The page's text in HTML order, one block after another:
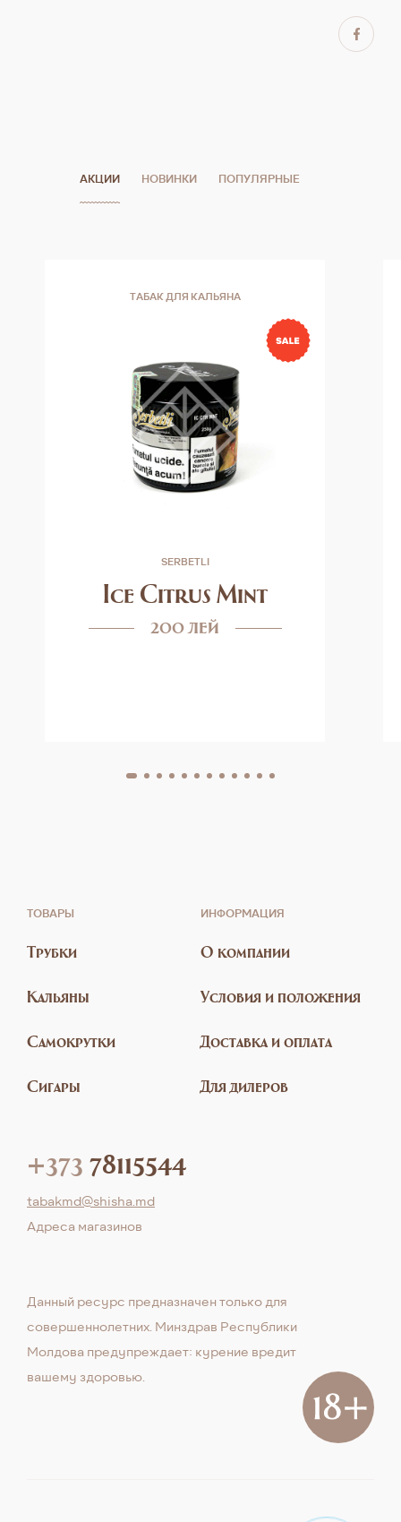
АКЦИИ НОВИНКИ ПОПУЛЯРНЫЕ
ТАБАК ДЛЯ КАЛЬЯНА
SERBETLI
Ice Citrus Mint
200 лей
ТОВАРЫ
Трубки
Кальяны
Самокрутки
Сигары
ИНФОРМАЦИЯ
О компании
Условия и положения
Доставка и оплата
Для дилеров
+373 78115544
tabakmd@shisha.md
Aдреса магазинов
Данный ресурс предназначен только для
совершеннолетних. Минздрав Республики
Молдова предупреждает: курение вредит
вашему здоровью.